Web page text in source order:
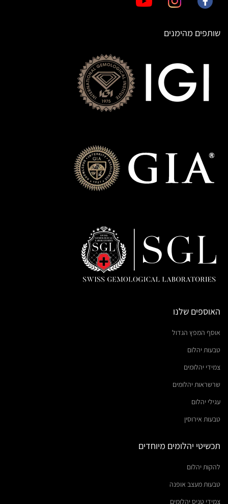
שותפים מהימנים
האוספים שלנו
אוסף המפץ הגדול
טבעות יהלום
צמידי יהלומים
שרשראות יהלומים
עגילי יהלום
טבעות אירוסין
תכשיטי יהלומים מיוחדים
להקות יהלום
טבעות מעצב אופנה
צמידי טניס יהלומים